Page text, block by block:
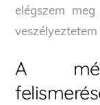
elégszem
A